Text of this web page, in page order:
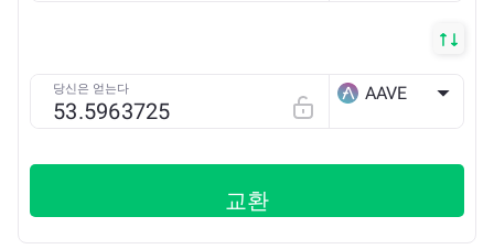
당신은 얻는다 AAVE
교환